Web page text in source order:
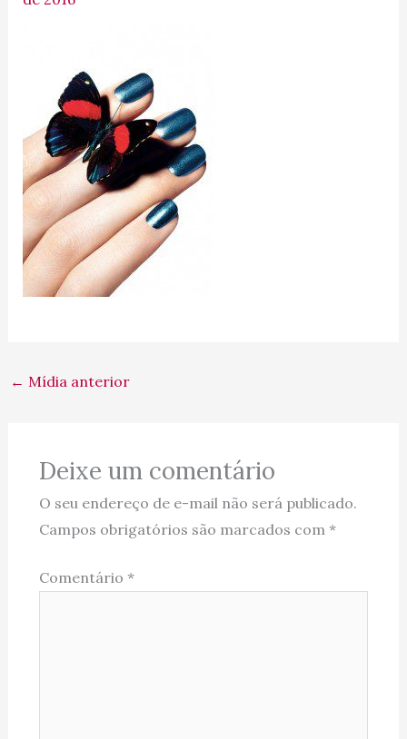
← Mídia anterior
Deixe um comentário
O seu endereço de e-mail não será publicado.
Campos obrigatórios são marcados com *
Comentário *